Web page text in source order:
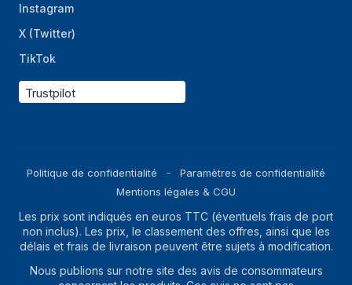
différé
Programmes de
lavage
30min, Laine, 20°C, Doublure/duvet,
Non
Système contrôle
de mousse
Oui
(max)
Instagram
X (Twitter)
TikTok
Trustpilot
Politique de confidentialité
Paramètres de confidentialité
Mentions légales & CGU
Les prix sont indiqués en euros TTC (éventuels frais de port
non inclus). Les prix, le classement des offres, ainsi que les
délais et frais de livraison peuvent être sujets à modification.
Nous publions sur notre site des avis de consommateurs